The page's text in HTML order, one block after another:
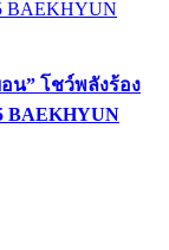
น” โชว์พลังร้อง
BAEKHYUN